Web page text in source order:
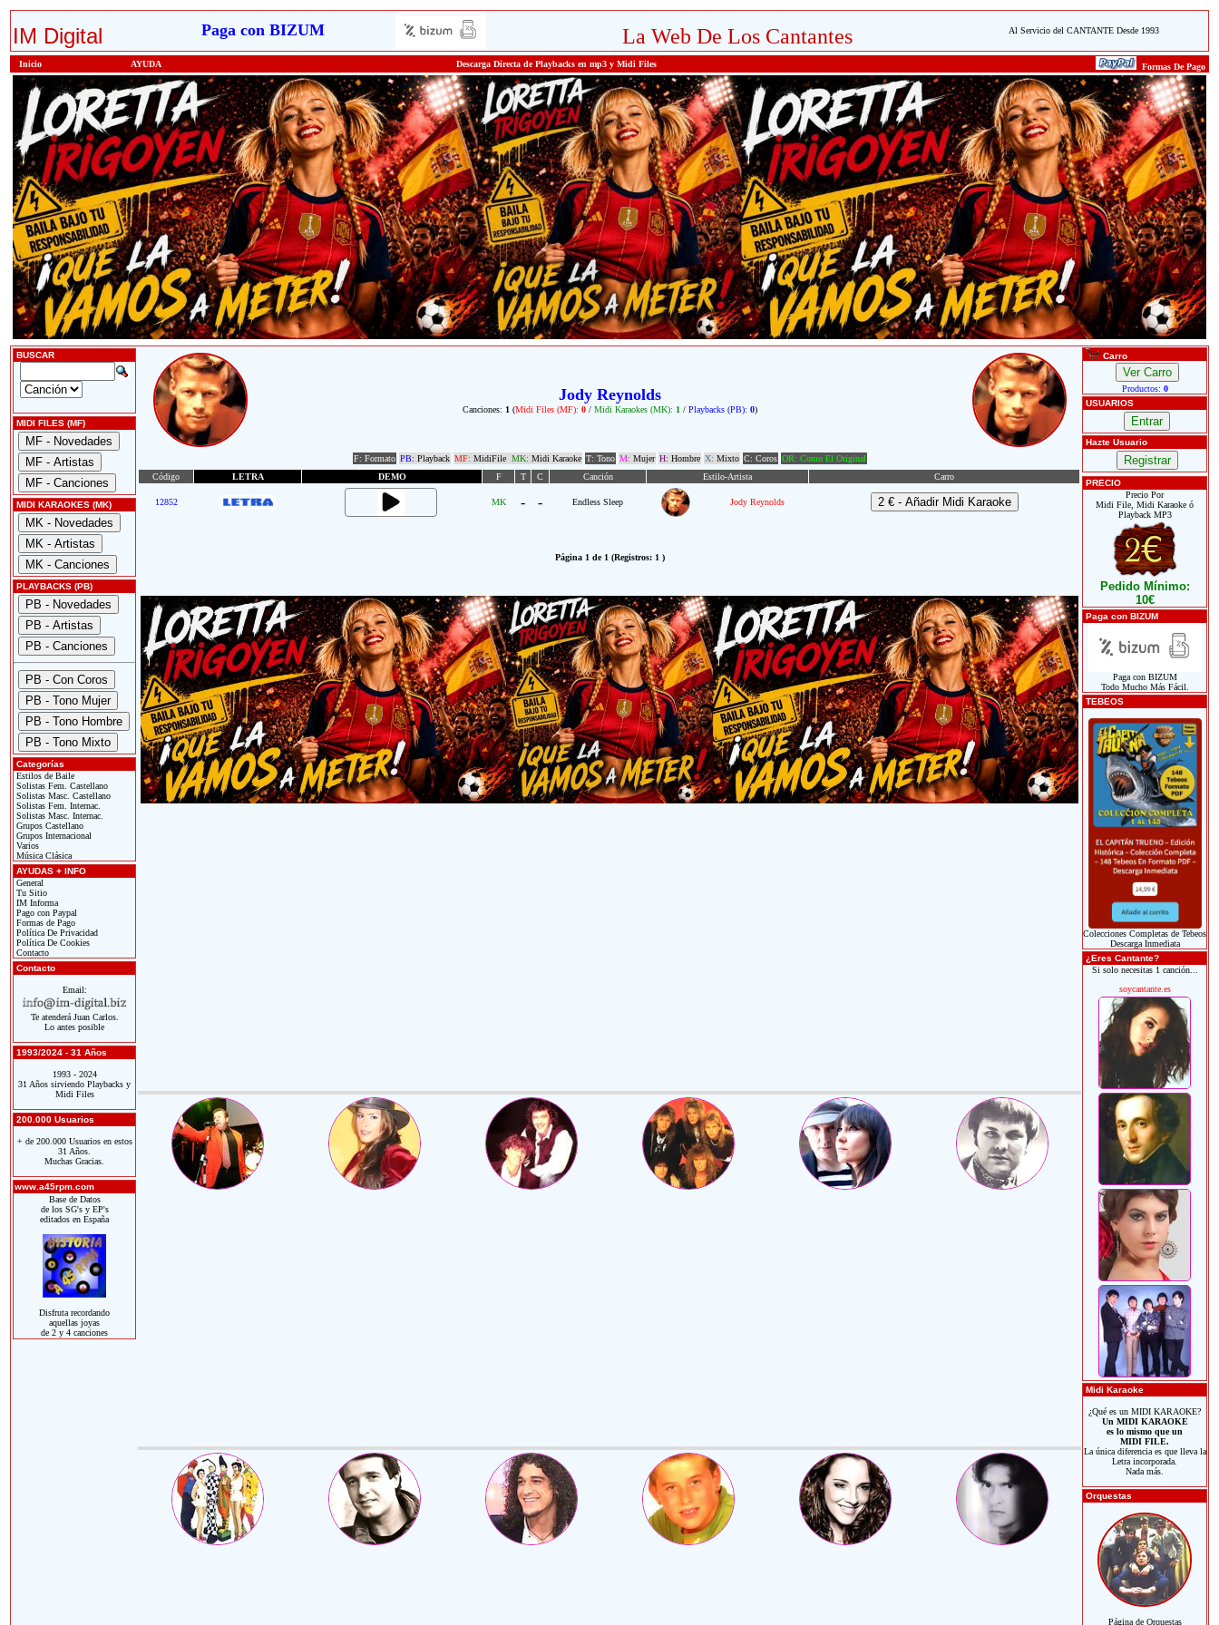
IM Digital Paga con BIZUM La Web De Los Cantantes Al Servicio del CANTANTE Desde 1993
Inicio AYUDA Descarga Directa de Playbacks en mp3 y Midi Files Formas De Pago
BUSCAR
MIDI FILES (MF)
MIDI KARAOKES (MK)
PLAYBACKS (PB)
Categorías
Estilos de Baile
Solistas Fem. Castellano
Solistas Masc. Castellano
Solistas Fem. Internac.
Solistas Masc. Internac.
Grupos Castellano
Grupos Internacional
Varios
Música Clásica
AYUDAS + INFO
General
Tu Sitio
IM Informa
Pago con Paypal
Formas de Pago
Política De Privacidad
Política De Cookies
Contacto
Contacto
Email:
Te atenderá Juan Carlos.
Lo antes posible
1993/2024 - 31 Años
1993 - 2024
31 Años sirviendo Playbacks y
Midi Files
200.000 Usuarios
+ de 200.000 Usuarios en estos
31 Años.
Muchas Gracias.
www.a45rpm.com
Base de Datos
de los SG's y EP's
editados en España
Disfruta recordando
aquellas joyas
de 2 y 4 canciones
Jody Reynolds
Canciones: 1 (Midi Files (MF): 0/Midi Karaokes (MK): 1 / Playbacks (PB): 0)
F: Formato PB: Playback MF: MidiFile MK: Midi Karaoke T: Tono M: Mujer H: Hombre X: Mixto C: Coros OR: Como El Original
Código
LETRA DEMO F T C Canción Estilo-Artista Carro
12852 MK - - Endless Sleep Jody Reynolds
Página 1 de 1 (Registros: 1 )
Carro
Productos: 0
USUARIOS
Hazte Usuario
PRECIO
Precio Por
Midi File, Midi Karaoke ó
Playback MP3
Pedido Mínimo:
10€
Paga con BIZUM
Paga con BIZUM
Todo Mucho Más Fácil.
TEBEOS
Colecciones Completas de Tebeos
Descarga Inmediata
¿Eres Cantante?
Si solo necesitas 1 canción...
soycantante.es
Midi Karaoke
¿Qué es un MIDI KARAOKE?
Un MIDI KARAOKE
es lo mismo que un
MIDI FILE.
La única diferencia es que lleva la
Letra incorporada.
Nada más.
Orquestas
Página de Orquestas